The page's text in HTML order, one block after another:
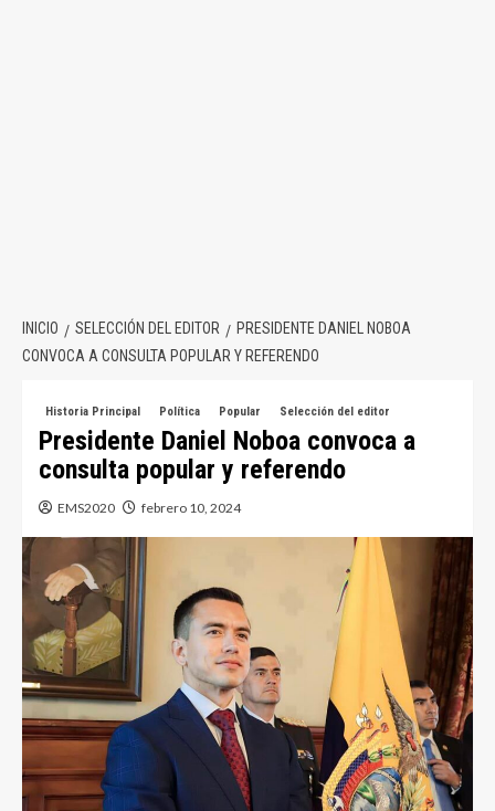
INICIO SELECCIÓN DEL EDITOR
PRESIDENTE DANIEL NOBOA
CONVOCA A CONSULTA POPULAR Y REFERENDO
Historia Principal Política Popular Selección del editor
Presidente Daniel Noboa convoca a
consulta popular y referendo
EMS2020 febrero 10, 2024